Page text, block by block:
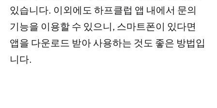
있습니다. 이외에도 하프클럽 앱 내에서 문의
기능을 이용할 수 있으니, 스마트폰이 있다면
앱을 다운로드 받아 사용하는 것도 좋은 방법입
니다.